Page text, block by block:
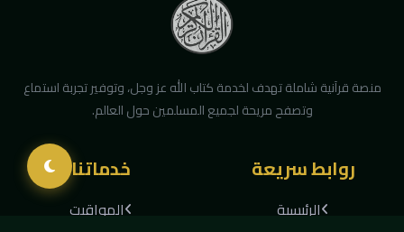
منصة قرآنية شاملة تهدف لخدمة كتاب الله عز وجل، وتوفير تجربة استماع
وتصفح مريحة لجميع المسلمين حول العالم.
روابط سريعة
الرئيسية
خدماتنا
المواقيت